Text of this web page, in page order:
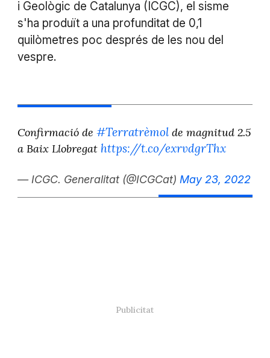
i Geològic de Catalunya (ICGC), el sisme
s'ha produït a una profunditat de 0,1
quilòmetres poc després de les nou del
vespre.
Confirmació de #Terratrèmolde magnitud 2.5
a Baix Llobregat https://t.co/exrvdgrThx
— ICGC. Generalitat (@ICGCat) May 23, 2022